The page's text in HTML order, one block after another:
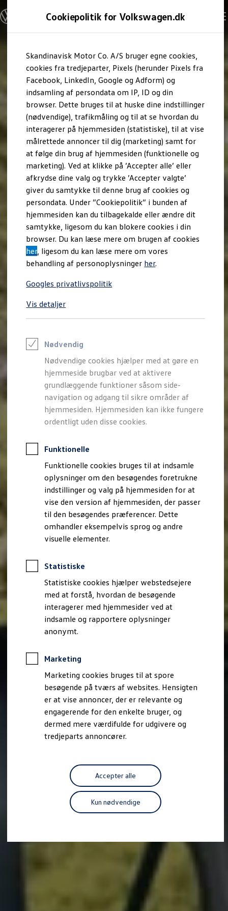
Cookiepolitik for Volkswagen.dk
Skandinavisk Motor Co. A/S bruger egne cookies,
cookies fra tredjeparter, Pixels (herunder Pixels fra
Facebook, LinkedIn, Google og Adform) og
indsamling af persondata om IP, ID og din
browser. Dette bruges til at huske dine indstillinger
(nødvendige), trafikmåling og til at se hvordan du
interagerer på hjemmesiden (statistiske), til at vise
målrettede annoncer til dig (marketing) samt for
at følge din brug af hjemmesiden (funktionelle og
marketing). Ved at klikke på ’Accepter alle’ eller
afkrydse dine valg og trykke ’Accepter valgte’
giver du samtykke til denne brug af cookies og
persondata. Under ”Cookiepolitik” i bunden af
hjemmesiden kan du tilbagekalde eller ændre dit
samtykke, ligesom du kan blokere cookies i din
browser. Du kan læse mere om brugen af cookies
her, ligesom du kan læse mere om vores
behandling af personoplysninger her.
Googles privatlivspolitik
Vis detaljer
Nødvendig
Nødvendige cookies hjælper med at gøre en
hjemmeside brugbar ved at aktivere
grundlæggende funktioner såsom side-
navigation og adgang til sikre områder af
hjemmesiden. Hjemmesiden kan ikke fungere
ordentligt uden disse cookies.
Funktionelle
Funktionelle cookies bruges til at indsamle
oplysninger om den besøgendes foretrukne
indstillinger og valg på hjemmesiden for at
vise den version af hjemmesiden, der passer
til den besøgendes præferencer. Dette
omhandler eksempelvis sprog og andre
visuelle elementer.
Statistiske
Statistiske cookies hjælper webstedsejere
med at forstå, hvordan de besøgende
interagerer med hjemmesider ved at
indsamle og rapportere oplysninger
anonymt.
Marketing
Marketing cookies bruges til at spore
besøgende på tværs af websites. Hensigten
er at vise annoncer, der er relevante og
engagerende for den enkelte bruger, og
dermed mere værdifulde for udgivere og
tredjeparts annoncører.
Accepter alle
Kun nødvendige
hovedindhold
footer
Modeller og konfigurator
Byg din Volkswagen
Alle modeller
Kend din Volkswagen
Erhvervsbiler
Værktøjskassen
ConnectedFleet
Service
California on Tour app
Elektriske biler
Elbiler
ID. Polo
ID. Cross
ID.3 Neo
ID.4
ID.5
ID.7
ID.7 Tourer
ID. Buzz
Konceptbiler
ID. EVERY1
ID. 2all & ID. GTI
Varebiler på el
Elektromobilitet i dagligdagen
Eldrevne modeller
ID. Buzz Cargo
Opladning og Rækkevidde
Opladning med Clever
Opladning med Clever - Erhvervsbiler
Udregn din rækkevidde
Lær din ID. at kende
Varmepumpe
Energieffektivitet
Teaser Battery Regulation
Software og konnektivitet
ID. Software 6.0
ID.- softwareversioner og opdateringer
Grænseflader til din ID.
Køb og leasing
Lagerbiler til hurtig levering
Book en prøvetur
Bestil et tilbud
Brugte biler
Pendlerleasing
Budgetberegner
Firmabil
Vejen til en ny Volkswagen
Online Privatleasing
Finansiering og forsikring
Volkswagen Forsikring
Volkswagen Finansiering
Ejere og services
Book tid på værkstedet
Service
Serviceabonnementer
Service 5+
Service på elbiler
Prismatch
Fordele ved autoriseret værksted
Brugbar information
Servicefordele
Digitale ekstrafunktioner
Se tjenesterne til din model
Volkswagen-apps, login og shop
Forbind mobiltelefonen med bilen
Opdateringer til software, kort og radio
Fleet Interface Data
MinVolkswagen
Digital instruktionsbog
Tilbehør
Fordele ved at vælge autoriseret værksted til din
Om Volkswagen
Nyheder
Tilmeld nyhedsbrev
Pressemeddelser
Kalenderbillede